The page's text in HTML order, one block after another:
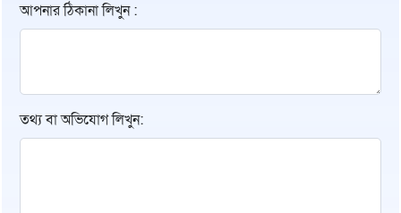
আপনার ঠিকানা লিখুন :
তথ্য বা অভিযোগ লিখুন: